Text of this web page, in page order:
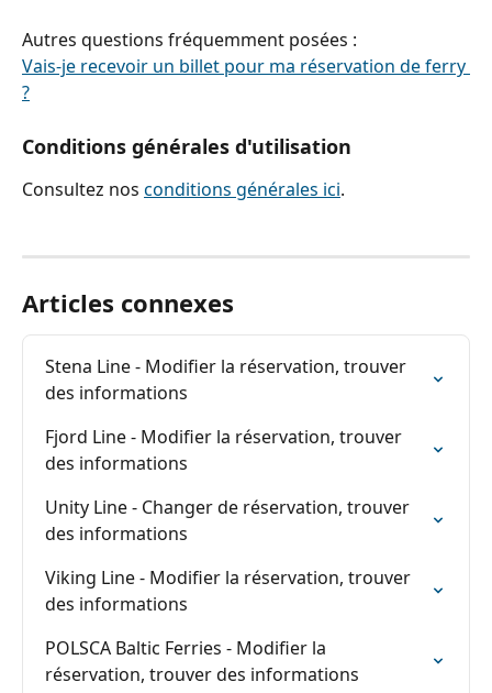
Autres questions fréquemment posées :
Vais-je recevoir un billet pour ma réservation de ferry
?
Conditions générales d'utilisation
Consultez nos conditions générales ici.
Articles connexes
Stena Line - Modifier la réservation, trouver
des informations
Fjord Line - Modifier la réservation, trouver
des informations
Unity Line - Changer de réservation, trouver
des informations
Viking Line - Modifier la réservation, trouver
des informations
POLSCA Baltic Ferries - Modifier la
réservation, trouver des informations